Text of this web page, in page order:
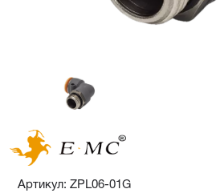
Артикул: ZPL06-01G